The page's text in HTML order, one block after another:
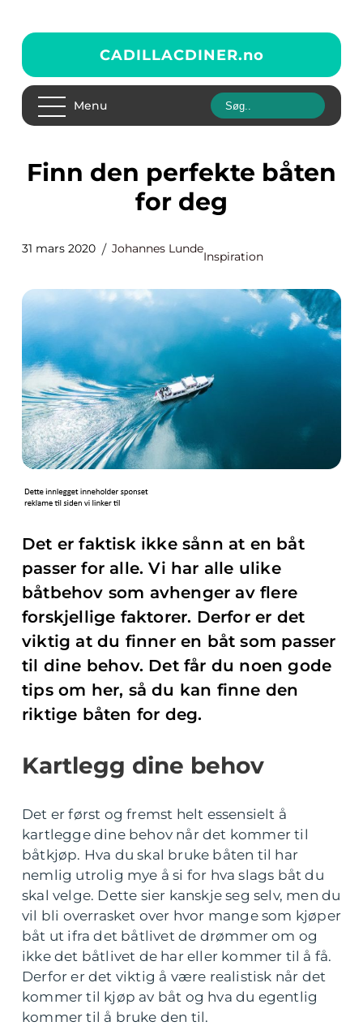
CADILLACDINER.no
Menu
Finn den perfekte båten
for deg
31 mars 2020 Johannes Lunde
Inspiration
Det er faktisk ikke sånn at en båt
passer for alle. Vi har alle ulike
båtbehov som avhenger av flere
forskjellige faktorer. Derfor er det
viktig at du finner en båt som passer
til dine behov. Det får du noen gode
tips om her, så du kan finne den
riktige båten for deg.
Kartlegg dine behov
Det er først og fremst helt essensielt å
kartlegge dine behov når det kommer til
båtkjøp. Hva du skal bruke båten til har
nemlig utrolig mye å si for hva slags båt du
skal velge. Dette sier kanskje seg selv, men du
vil bli overrasket over hvor mange som kjøper
båt ut ifra det båtlivet de drømmer om og
ikke det båtlivet de har eller kommer til å få.
Derfor er det viktig å være realistisk når det
kommer til kjøp av båt og hva du egentlig
kommer til å bruke den til.